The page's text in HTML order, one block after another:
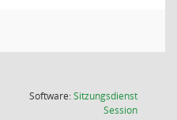
Software:Sitzungsdienst
Session(Wird in